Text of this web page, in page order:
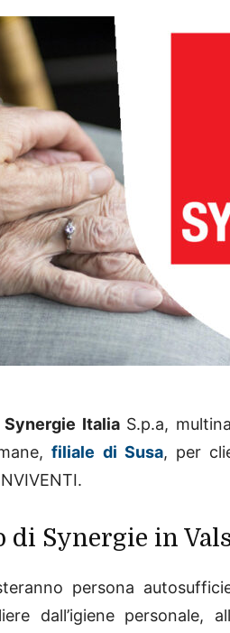
Synergie ItaliaS.p.a,
filiale di Susa, per
di Synergie in
persona
dall’igiene personale,